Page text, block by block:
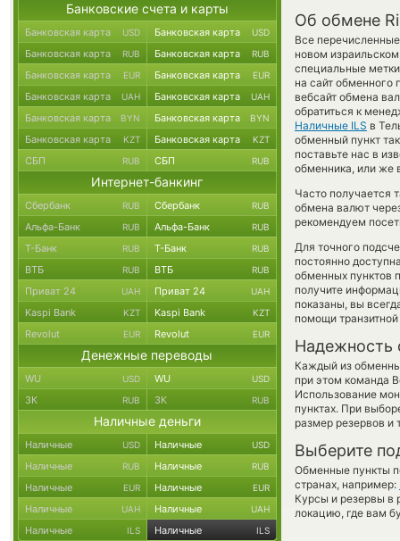
Об обмене
Все
новом
специальные
на сайт
вебсайт обмена
обратиться к
Наличные ILS в
обменный пункт
поставьте нас в
обменника, или же
Часто получается
обмена валют
рекомендуем
Для точного
постоянно
обменных пунктов
получите
показаны, вы
помощи
Надежность
Каждый из
при этом команда
Использование
пунктах. При
размер резервов и
Выберите
Обменные пункты
странах, например:
Курсы и резервы в
локацию, где вам
Банковские счета и карты
Банковская карта USD Банковская карта USD
Банковская карта RUB Банковская карта RUB
Банковская карта EUR Банковская карта EUR
Банковская карта UAH Банковская карта UAH
Банковская карта BYN Банковская карта BYN
Банковская карта KZT Банковская карта KZT
СБП RUB СБП RUB
Интернет-банкинг
Сбербанк RUB Сбербанк RUB
Альфа-Банк RUB Альфа-Банк RUB
Т-Банк RUB Т-Банк RUB
ВТБ RUB ВТБ RUB
Приват 24 UAH Приват 24 UAH
Kaspi Bank KZT Kaspi Bank KZT
Revolut EUR Revolut EUR
Денежные переводы
WU USD WU USD
ЗК RUB ЗК RUB
Наличные деньги
Наличные USD Наличные USD
Наличные RUB Наличные RUB
Наличные EUR Наличные EUR
Наличные UAH Наличные UAH
Наличные ILS Наличные ILS